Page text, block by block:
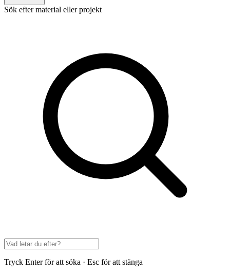
Sök efter material eller projekt
Tryck Enter för att söka · Esc för att stänga